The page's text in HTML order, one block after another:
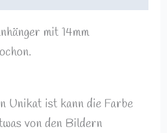
mit 14mm
Unikat ist kann die Farbe
von den Bildern